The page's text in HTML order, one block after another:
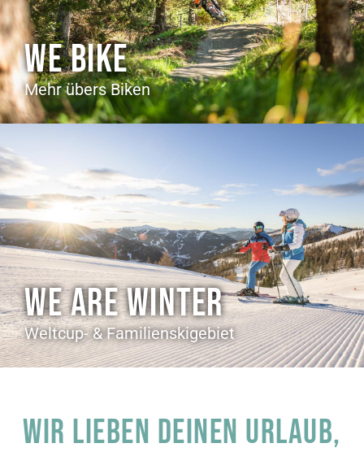
WE BIKE
Mehr übers Biken
WE ARE WINTER
Weltcup- & Familienskigebiet
Wir lieben deinen Urlaub,